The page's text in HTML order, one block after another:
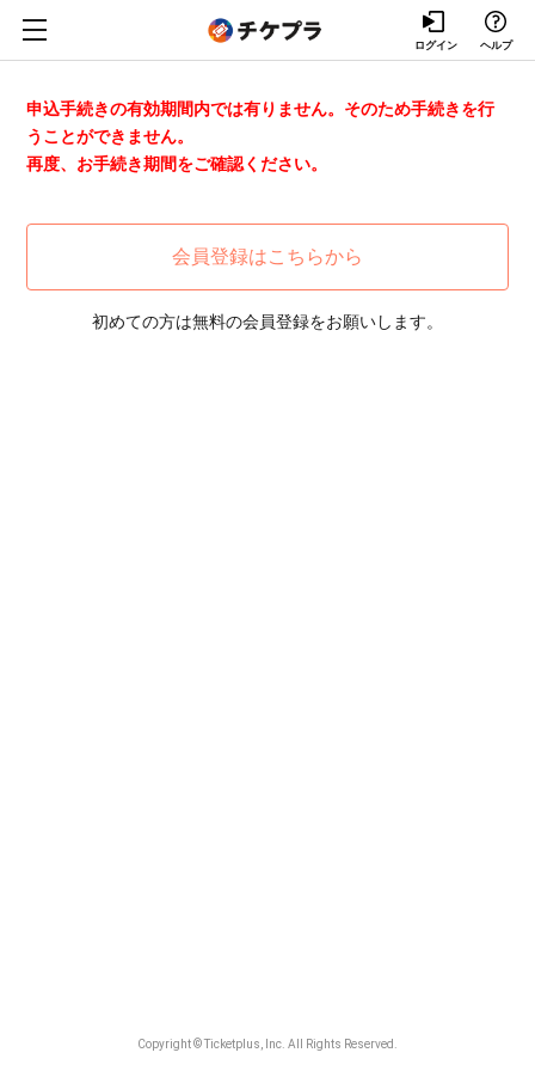
ログイン ヘルプ
申込手続きの有効期間内では有りません。そのため手続きを行
うことができません。
再度、お手続き期間をご確認ください。
会員登録はこちらから
初めての方は無料の会員登録をお願いします。
Copyright © Ticketplus, Inc. All Rights Reserved.